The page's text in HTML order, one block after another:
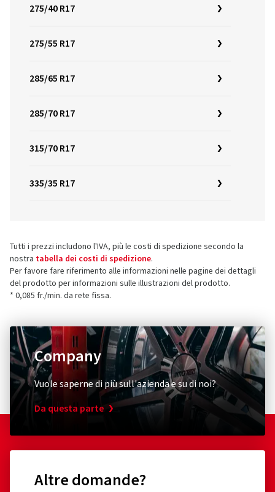
275/40 R17
275/55 R17
285/65 R17
285/70 R17
315/70 R17
335/35 R17
Tutti i prezzi includono l'IVA, più le costi di spedizione secondo la
nostra tabella dei costi di spedizione.
Per favore fare riferimento alle informazioni nelle pagine dei dettagli
del prodotto per informazioni sulle illustrazioni del prodotto.
* 0,085 fr./min. da rete fissa.
Company
Vuole saperne di più sull'azienda e su di noi?
Da questa parte
Altre domande?